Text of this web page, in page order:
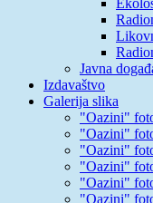
Javna
Izdavaštvo
Galerija slika
"Oazini"
"Oazini"
"Oazini"
"Oazini"
"Oazini"
"Oazini"